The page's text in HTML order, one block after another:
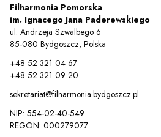
Filharmonia Pomorska
im. Ignacego Jana Paderewskiego
ul. Andrzeja Szwalbego 6
85-080 Bydgoszcz, Polska
+48 52 321 04 67
+48 52 321 09 20
sekretariat@filharmonia.bydgoszcz.pl
NIP: 554-02-40-549
REGON: 000279077